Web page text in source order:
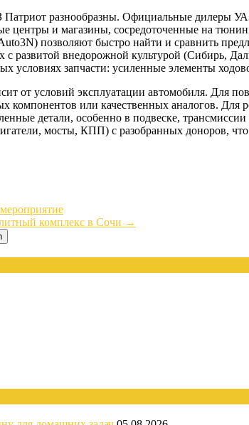
разнообразны. Официальные дилеры
центры и магазины, сосредоточенные на
позволяют быстро найти и сравнить
с развитой внедорожной культурой (Сибирь,
условиях запчасти: усиленные элементы
от условий эксплуатации автомобиля. Для
компонентов или качественных аналогов.
детали, особенно в подвеске,
мосты, КПП) с разобранных доноров,
комплекс в Сочи →